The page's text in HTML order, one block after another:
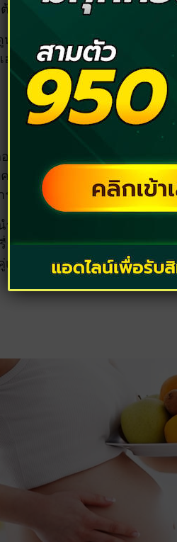
องกังวลมากนัก
างเหินกันสักหน่อย ต้องคอยห
ปี้กับการอยู่คนเดียว
ด ฝันว่าท้องแก่ ทำนายว่า คุณ
ามไว้วางใจจากเจ้านายให้
งานของคุณ ชีวิตในด้านนี้ของ
พาโชคลาภมาให้ แต่ช่วงนี้ระ
องมือที่สามที่จะเข้ามาทำให้
ข้ามาเกี่ยวข้อง ต้องดูคนที่เข้า